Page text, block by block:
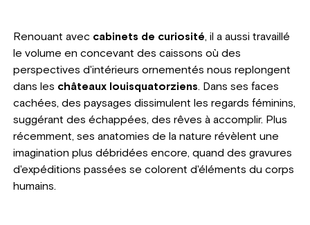
Renouant avec cabinets de curiosité, il a aussi travaillé
le volume en concevant des caissons où des
perspectives d'intérieurs ornementés nous replongent
dans les châteaux louisquatorziens. Dans ses faces
cachées, des paysages dissimulent les regards féminins,
suggérant des échappées, des rêves à accomplir. Plus
récemment, ses anatomies de la nature révèlent une
imagination plus débridées encore, quand des gravures
d'expéditions passées se colorent d'éléments du corps
humains.